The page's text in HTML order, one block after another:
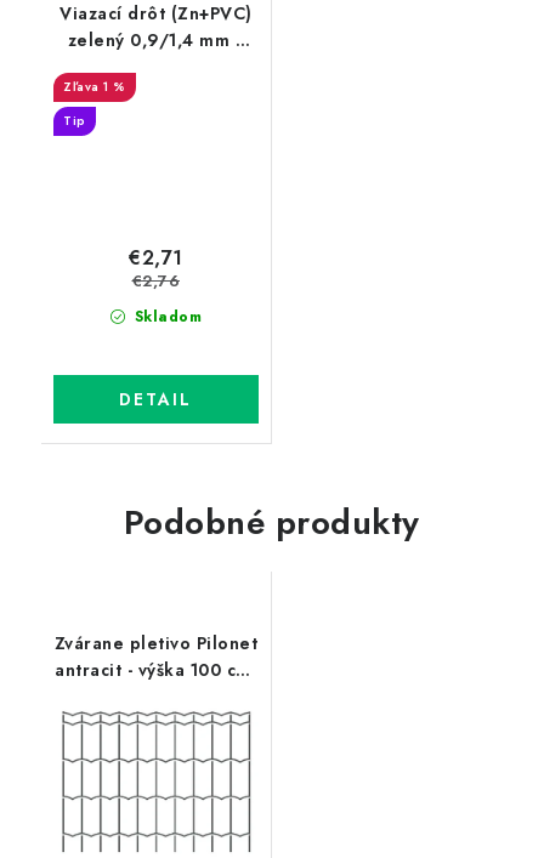
Viazací drôt (Zn+PVC)
zelený 0,9/1,4 mm v
drôtenom obale, dĺžka
60 m
1 %
Tip
Skladom
€2,71
€2,76
DETAIL
Podobné produkty
Zvárane pletivo Pilonet
antracit - výška 100 cm,
50x100 mm